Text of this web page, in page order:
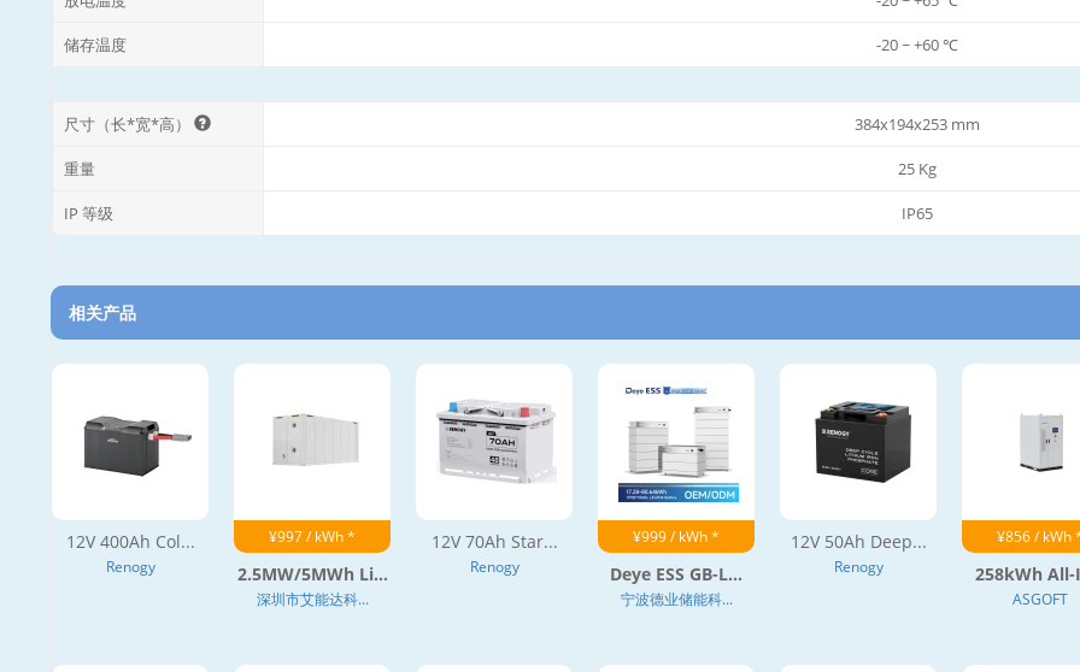
储存温度 -20 ~ +60 ℃
尺寸（长*宽*高） 384x194x253 mm
重量 25 Kg
IP 等级 IP65
相关产品
12V 400Ah Col...
Renogy
¥997 / kWh *
2.5MW/5MWh Li...
深圳市艾能达科...
12V 70Ah Star...
Renogy
¥999 / kWh *
Deye ESS GB-L...
宁波德业储能科...
12V 50Ah Deep...
Renogy
¥856 / kWh
258kWh All-
ASGOFT